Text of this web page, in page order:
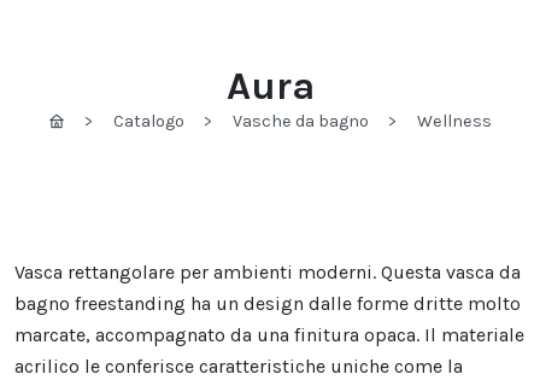
Aura
Catalogo Vasche da bagno Wellness
Vasca rettangolare per ambienti moderni. Questa vasca da
bagno freestanding ha un design dalle forme dritte molto
marcate, accompagnato da una finitura opaca. Il materiale
acrilico le conferisce caratteristiche uniche come la